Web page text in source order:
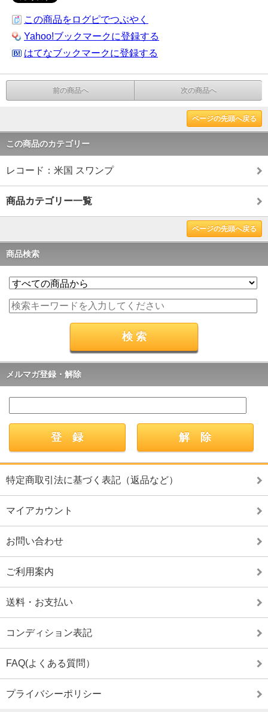
この商品をログピでつぶやく
Yahoo!ブックマークに登録する
はてなブックマークに登録する
前の商品へ 次の商品へ
ページの先頭へ戻る
この商品のカテゴリー
レコード：米国 スワンプ
商品カテゴリー一覧
ページの先頭へ戻る
商品検索
メルマガ登録・解除
特定商取引法に基づく表記（返品など）
マイアカウント
お問い合わせ
ご利用案内
送料・お支払い
コンディション表記
FAQ(よくある質問）
プライバシーポリシー